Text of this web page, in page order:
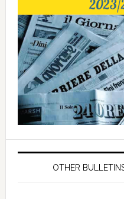
OTHER